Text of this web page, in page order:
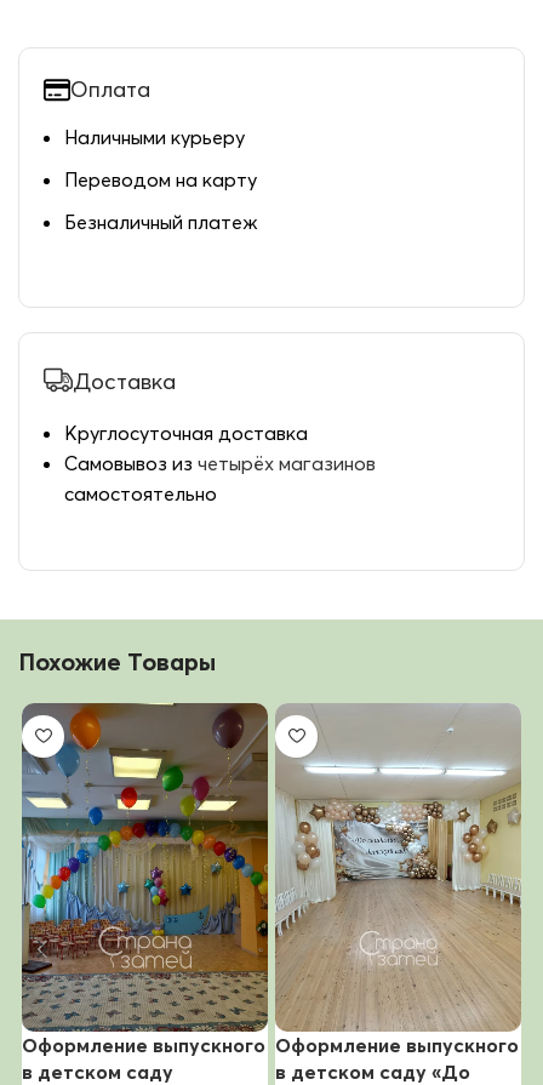
Оплата
Наличными курьеру
Переводом на карту
Безналичный платеж
Доставка
Круглосуточная доставка
Самовывоз из четырёх магазинов
самостоятельно
Похожие Товары
Оформление выпускного
в детском саду
Оформление выпускного
в детском саду «До